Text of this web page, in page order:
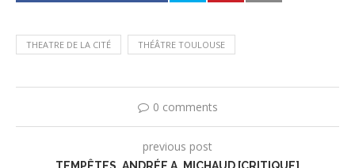
THEATRE DE LA CITÉ THÉÂTRE TOULOUSE
0 comments
previous post